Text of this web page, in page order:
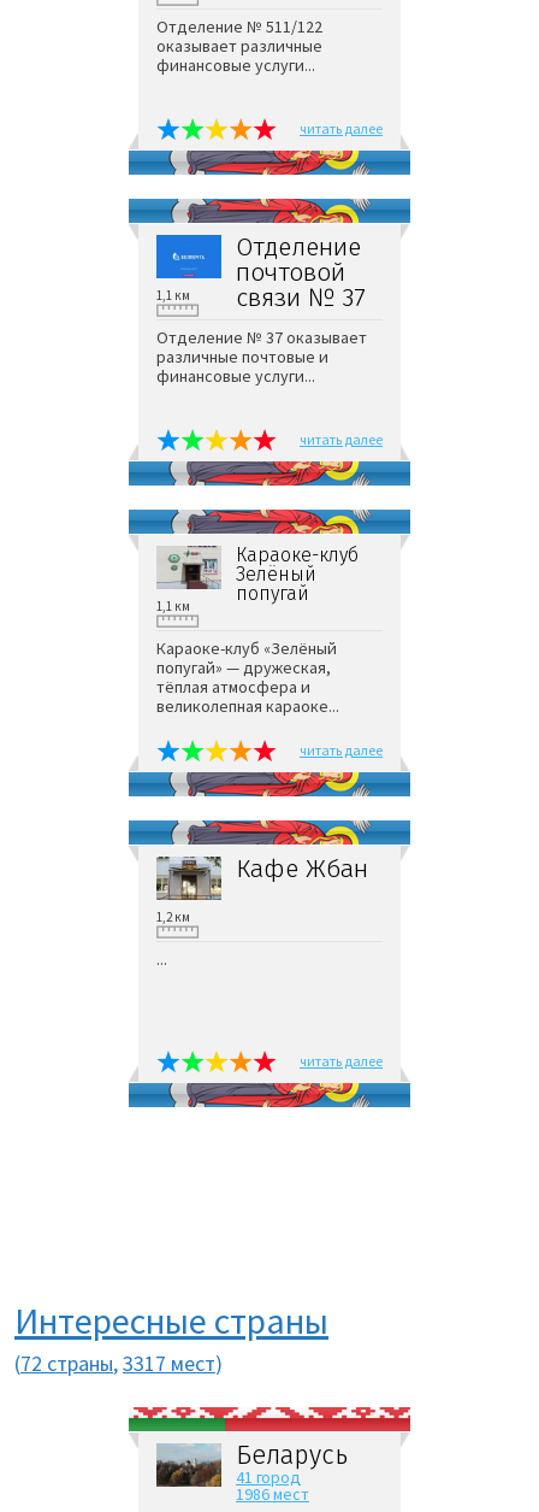
Отделение № 511/122
оказывает различные
финансовые услуги...
читать далее
Отделение
почтовой
связи № 37
1,1 км
Отделение № 37 оказывает
различные почтовые и
финансовые услуги...
читать далее
Караоке-клуб
Зелёный
попугай
1,1 км
Караоке-клуб «Зелёный
попугай» — дружеская,
тёплая атмосфера и
великолепная караоке...
читать далее
Кафе Жбан
1,2 км
...
читать далее
Интересные страны
(72 страны,3317 мест)
Беларусь
41 город
1986 мест